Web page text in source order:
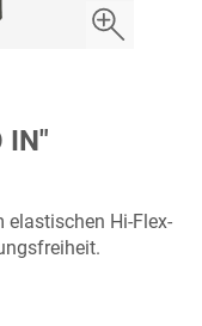
IN"
elastischen Hi-Flex-